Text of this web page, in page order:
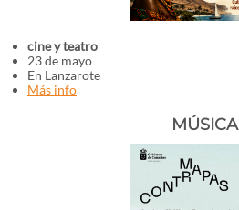
cine y teatro
23 de mayo
En Lanzarote
Más info
MÚSICA